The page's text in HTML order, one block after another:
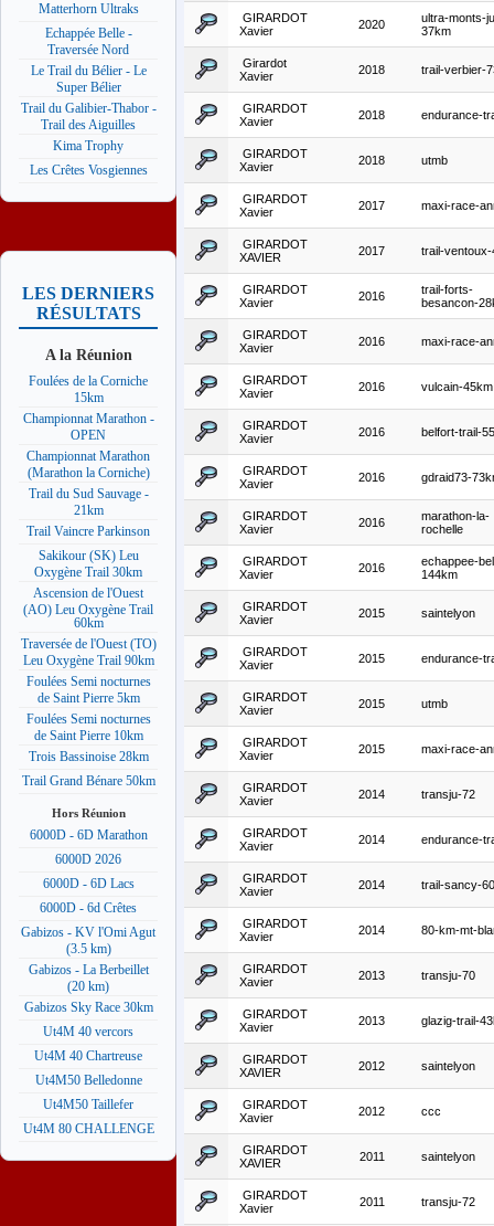
Matterhorn Ultraks
Echappée Belle -
Traversée Nord
Le Trail du Bélier - Le
Super Bélier
Trail du Galibier-Thabor -
Trail des Aiguilles
Kima Trophy
Les Crêtes Vosgiennes
LES DERNIERS
RÉSULTATS
A la Réunion
Foulées de la Corniche
15km
Championnat Marathon -
OPEN
Championnat Marathon
(Marathon la Corniche)
Trail du Sud Sauvage -
21km
Trail Vaincre Parkinson
Sakikour (SK) Leu
Oxygène Trail 30km
Ascension de l'Ouest
(AO) Leu Oxygène Trail
60km
Traversée de l'Ouest (TO)
Leu Oxygène Trail 90km
Foulées Semi nocturnes
de Saint Pierre 5km
Foulées Semi nocturnes
de Saint Pierre 10km
Trois Bassinoise 28km
Trail Grand Bénare 50km
Hors Réunion
6000D - 6D Marathon
6000D 2026
6000D - 6D Lacs
6000D - 6d Crêtes
Gabizos - KV l'Omi Agut
(3.5 km)
Gabizos - La Berbeillet
(20 km)
Gabizos Sky Race 30km
Ut4M 40 vercors
Ut4M 40 Chartreuse
Ut4M50 Belledonne
Ut4M50 Taillefer
Ut4M 80 CHALLENGE
GIRARDOT
Xavier
2020
ultra-monts-
37km
Girardot
Xavier
2018 trail-verbier-
GIRARDOT
Xavier
2018 endurance-
GIRARDOT
Xavier
2018 utmb
GIRARDOT
Xavier
2017 maxi-race-
GIRARDOT
XAVIER
2017 trail-
GIRARDOT
Xavier
2016
trail-forts-
besancon-
GIRARDOT
Xavier
2016 maxi-race-
GIRARDOT
Xavier
2016 vulcain-45km
GIRARDOT
Xavier
2016 belfort-trail-
GIRARDOT
Xavier
2016 gdraid73-
GIRARDOT
Xavier
2016
marathon-la-
rochelle
GIRARDOT
Xavier
2016
echappee-
144km
GIRARDOT
Xavier
2015 saintelyon
GIRARDOT
Xavier
2015 endurance-
GIRARDOT
Xavier
2015 utmb
GIRARDOT
Xavier
2015 maxi-race-
GIRARDOT
Xavier
2014 transju-72
GIRARDOT
Xavier
2014 endurance-
GIRARDOT
Xavier
2014 trail-sancy-
GIRARDOT
Xavier
2014 80-km-mt-
GIRARDOT
Xavier
2013 transju-70
GIRARDOT
Xavier
2013 glazig-trail-
GIRARDOT
XAVIER
2012 saintelyon
GIRARDOT
Xavier
2012 ccc
GIRARDOT
XAVIER
2011 saintelyon
GIRARDOT
Xavier
2011 transju-72